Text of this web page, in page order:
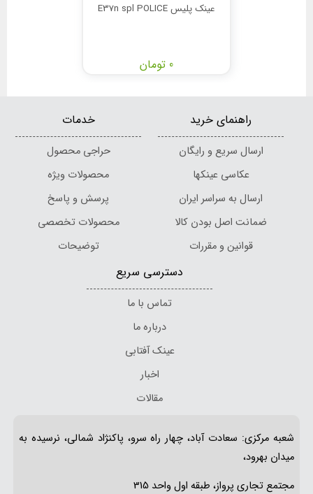
عینک پلیس E37n spl POLICE
0 تومان
راهنمای خرید
ارسال سریع و رایگان
عکاسی عینکها
ارسال به سراسر ایران
ضمانت اصل بودن کالا
قوانین و مقررات
خدمات
حراجی محصول
محصولات ویژه
پرسش و پاسخ
محصولات تخصصی
توضیحات
دسترسی سریع
تماس با ما
درباره ما
عینک آفتابی
اخبار
مقالات
شعبه مرکزی: سعادت آباد، چهار راه سرو، پاکنژاد شمالی، نرسیده به
میدان بهرود،
مجتمع تجاری پرواز، طبقه اول واحد 315